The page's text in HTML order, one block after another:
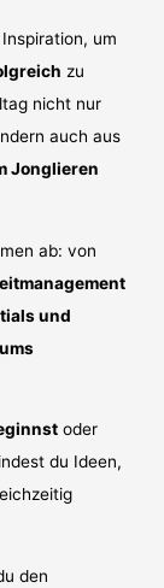
um
zu
nicht nur
auch aus
Jonglieren
ab: von
und
oder
du Ideen,
den